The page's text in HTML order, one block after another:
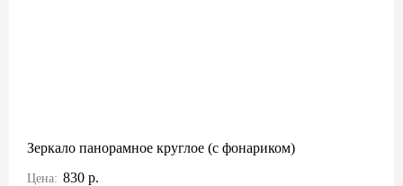
Зеркало панорамное круглое (с фонариком)
Цена: 830 р.